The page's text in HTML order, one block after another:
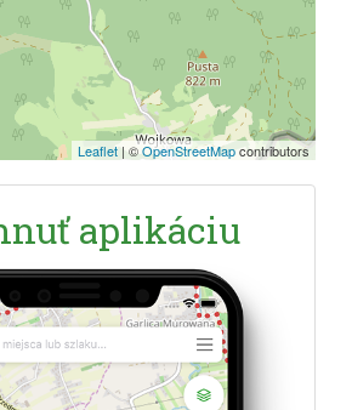
Leaflet | ©OpenStreetMapcontributors
aplikáciu